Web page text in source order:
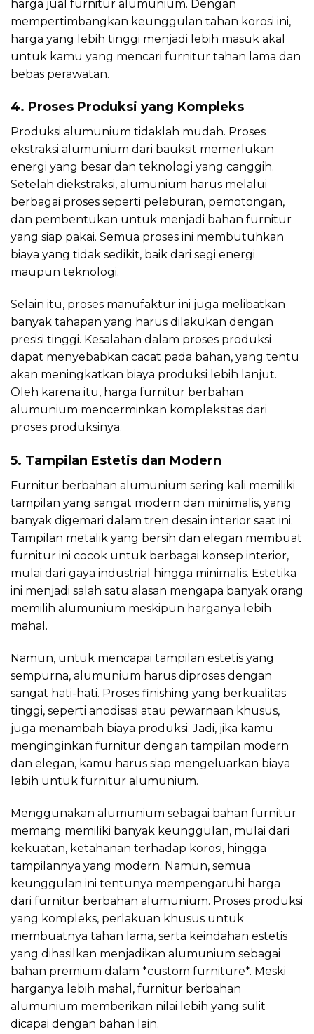
harga jual furnitur alumunium. Dengan
mempertimbangkan keunggulan tahan korosi ini,
harga yang lebih tinggi menjadi lebih masuk akal
untuk kamu yang mencari furnitur tahan lama dan
bebas perawatan.
4. Proses Produksi yang Kompleks
Produksi alumunium tidaklah mudah. Proses
ekstraksi alumunium dari bauksit memerlukan
energi yang besar dan teknologi yang canggih.
Setelah diekstraksi, alumunium harus melalui
berbagai proses seperti peleburan, pemotongan,
dan pembentukan untuk menjadi bahan furnitur
yang siap pakai. Semua proses ini membutuhkan
biaya yang tidak sedikit, baik dari segi energi
maupun teknologi.
Selain itu, proses manufaktur ini juga melibatkan
banyak tahapan yang harus dilakukan dengan
presisi tinggi. Kesalahan dalam proses produksi
dapat menyebabkan cacat pada bahan, yang tentu
akan meningkatkan biaya produksi lebih lanjut.
Oleh karena itu, harga furnitur berbahan
alumunium mencerminkan kompleksitas dari
proses produksinya.
5. Tampilan Estetis dan Modern
Furnitur berbahan alumunium sering kali memiliki
tampilan yang sangat modern dan minimalis, yang
banyak digemari dalam tren desain interior saat ini.
Tampilan metalik yang bersih dan elegan membuat
furnitur ini cocok untuk berbagai konsep interior,
mulai dari gaya industrial hingga minimalis. Estetika
ini menjadi salah satu alasan mengapa banyak orang
memilih alumunium meskipun harganya lebih
mahal.
Namun, untuk mencapai tampilan estetis yang
sempurna, alumunium harus diproses dengan
sangat hati-hati. Proses finishing yang berkualitas
tinggi, seperti anodisasi atau pewarnaan khusus,
juga menambah biaya produksi. Jadi, jika kamu
menginginkan furnitur dengan tampilan modern
dan elegan, kamu harus siap mengeluarkan biaya
lebih untuk furnitur alumunium.
Menggunakan alumunium sebagai bahan furnitur
memang memiliki banyak keunggulan, mulai dari
kekuatan, ketahanan terhadap korosi, hingga
tampilannya yang modern. Namun, semua
keunggulan ini tentunya mempengaruhi harga
dari furnitur berbahan alumunium. Proses produksi
yang kompleks, perlakuan khusus untuk
membuatnya tahan lama, serta keindahan estetis
yang dihasilkan menjadikan alumunium sebagai
bahan premium dalam *custom furniture*. Meski
harganya lebih mahal, furnitur berbahan
alumunium memberikan nilai lebih yang sulit
dicapai dengan bahan lain.